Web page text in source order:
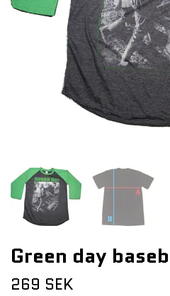
Green day
269 SEK